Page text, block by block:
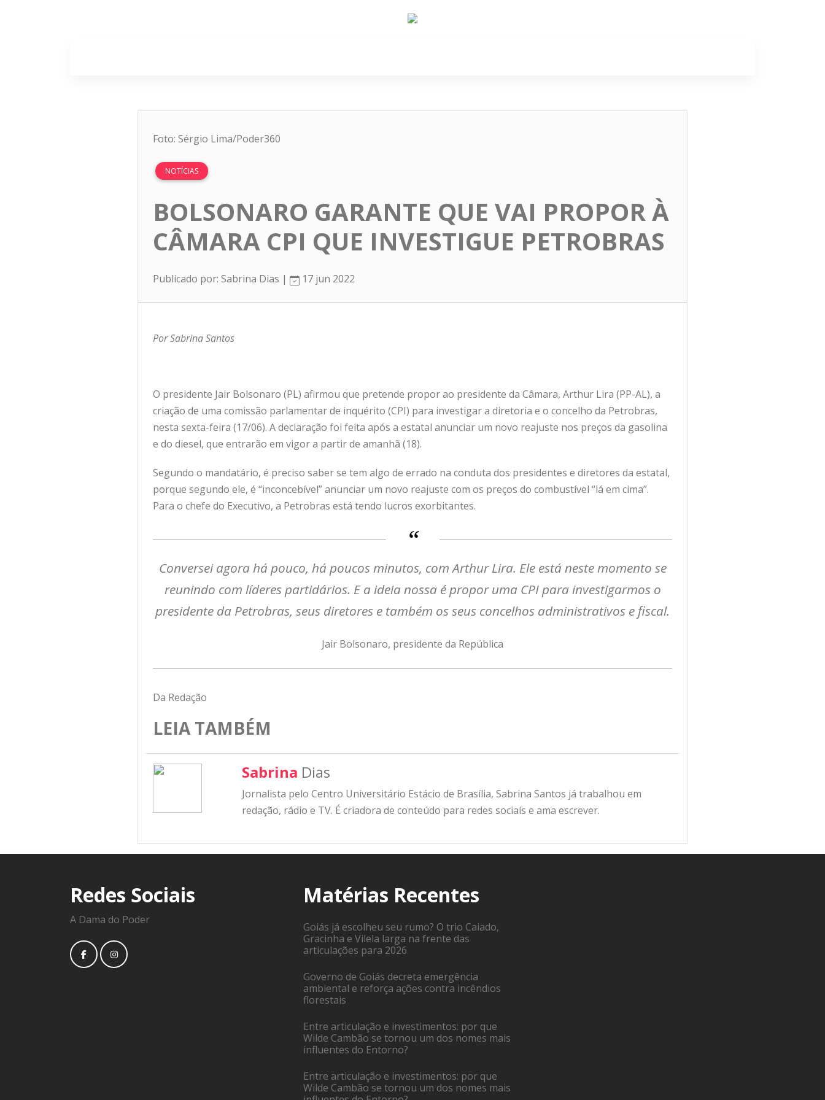
Foto: Sérgio Lima/Poder360
NOTÍCIAS
BOLSONARO GARANTE QUE VAI PROPOR À
CÂMARA CPI QUE INVESTIGUE PETROBRAS
Publicado por: Sabrina Dias | 17 jun 2022
Por Sabrina Santos
O presidente Jair Bolsonaro (PL) afirmou que pretende propor ao presidente da Câmara, Arthur Lira (PP-AL), a
criação de uma comissão parlamentar de inquérito (CPI) para investigar a diretoria e o concelho da Petrobras,
nesta sexta-feira (17/06). A declaração foi feita após a estatal anunciar um novo reajuste nos preços da gasolina
e do diesel, que entrarão em vigor a partir de amanhã (18).
Segundo o mandatário, é preciso saber se tem algo de errado na conduta dos presidentes e diretores da estatal,
porque segundo ele, é “inconcebível” anunciar um novo reajuste com os preços do combustível “lá em cima”.
Para o chefe do Executivo, a Petrobras está tendo lucros exorbitantes.
Conversei agora há pouco, há poucos minutos, com Arthur Lira. Ele está neste momento se
reunindo com líderes partidários. E a ideia nossa é propor uma CPI para investigarmos o
presidente da Petrobras, seus diretores e também os seus concelhos administrativos e fiscal.
Jair Bolsonaro, presidente da República
Da Redação
LEIA TAMBÉM
Sabrina Dias
Jornalista pelo Centro Universitário Estácio de Brasília, Sabrina Santos já trabalhou em
redação, rádio e TV. É criadora de conteúdo para redes sociais e ama escrever.
Redes Sociais
A Dama do Poder
Matérias Recentes
Goiás já escolheu seu rumo? O trio Caiado,
Gracinha e Vilela larga na frente das
articulações para 2026
Governo de Goiás decreta emergência
ambiental e reforça ações contra incêndios
florestais
Entre articulação e investimentos: por que
Wilde Cambão se tornou um dos nomes mais
influentes do Entorno?
Entre articulação e investimentos: por que
Wilde Cambão se tornou um dos nomes mais